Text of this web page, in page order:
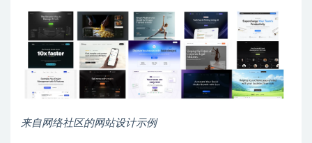
来自网络社区的网站设计示例